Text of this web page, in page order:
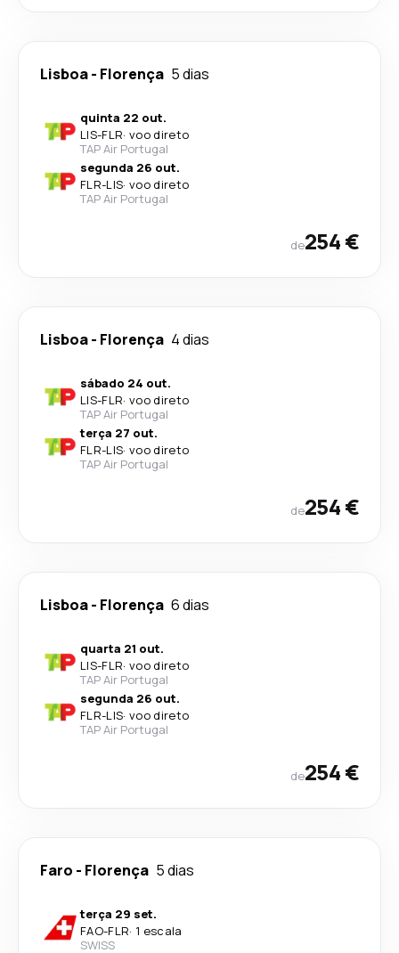
Lisboa- Florença 5 dias
quinta 22 out.
LIS-FLR· voo direto
TAP Air Portugal
segunda 26 out.
FLR-LIS· voo direto
TAP Air Portugal
de254 €
Lisboa- Florença 4 dias
sábado 24 out.
LIS-FLR· voo direto
TAP Air Portugal
terça 27 out.
FLR-LIS· voo direto
TAP Air Portugal
de254 €
Lisboa- Florença 6 dias
quarta 21 out.
LIS-FLR· voo direto
TAP Air Portugal
segunda 26 out.
FLR-LIS· voo direto
TAP Air Portugal
de254 €
Faro - Florença 5 dias
terça 29 set.
FAO-FLR· 1 escala
SWISS